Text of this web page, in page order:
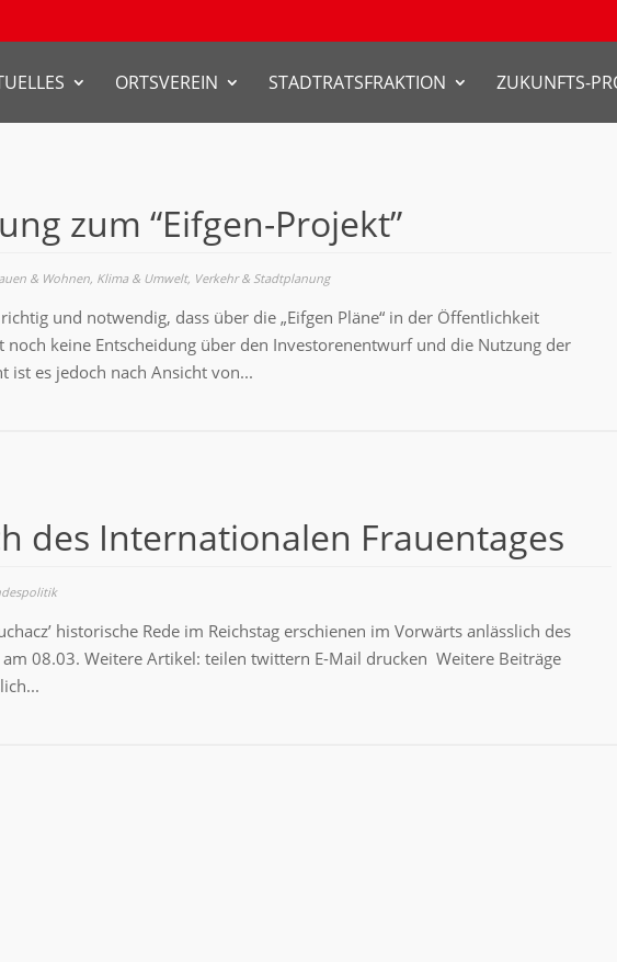
ORTSVEREIN STADTRATSFRAKTION ZUKUNFTS-
zum “Eifgen-Projekt”
& Wohnen, Klima & Umwelt, Verkehr & Stadtplanung
und notwendig, dass über die „Eifgen Pläne“ in der Öffentlichkeit
noch keine Entscheidung über den Investorenentwurf und die Nutzung der
ist es jedoch nach Ansicht von...
des Internationalen Frauentages
historische Rede im Reichstag erschienen im Vorwärts anlässlich des
08.03. Weitere Artikel: teilen twittern E-Mail drucken Weitere Beiträge